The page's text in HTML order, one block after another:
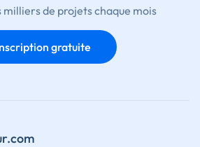
milliers de projets chaque mois
gratuite